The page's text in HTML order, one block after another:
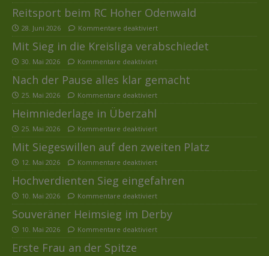
Reitsport beim RC Hoher Odenwald
28. Juni 2026 Kommentare deaktiviert
Mit Sieg in die Kreisliga verabschiedet
30. Mai 2026 Kommentare deaktiviert
Nach der Pause alles klar gemacht
25. Mai 2026 Kommentare deaktiviert
Heimniederlage in Überzahl
25. Mai 2026 Kommentare deaktiviert
Mit Siegeswillen auf den zweiten Platz
12. Mai 2026 Kommentare deaktiviert
Hochverdienten Sieg eingefahren
10. Mai 2026 Kommentare deaktiviert
Souveräner Heimsieg im Derby
10. Mai 2026 Kommentare deaktiviert
Erste Frau an der Spitze